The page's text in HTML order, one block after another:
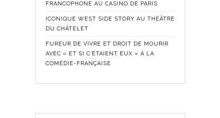
FRANCOPHONE AU CASINO DE PARIS
ICONIQUE WEST SIDE STORY AU THÉÂTRE
DU CHÂTELET
FUREUR DE VIVRE ET DROIT DE MOURIR
AVEC « ET SI C’ÉTAIENT EUX » À LA
COMÉDIE-FRANÇAISE